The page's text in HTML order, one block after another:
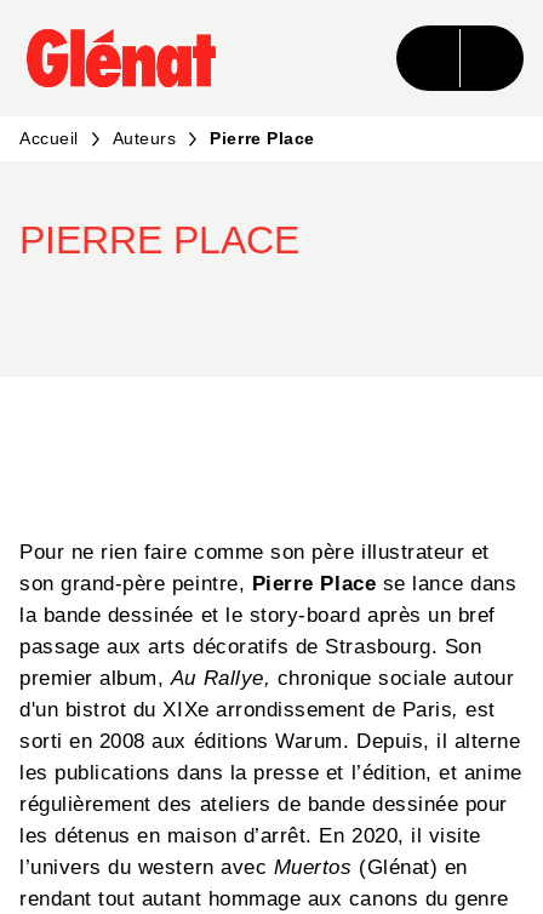
MENU RECHERCHE CONTENU
PIED DE PAGE
Accueil Auteurs Pierre Place
PIERRE PLACE
Pour ne rien faire comme son père illustrateur et
son grand-père peintre, Pierre Place se lance dans
la bande dessinée et le story-board après un bref
passage aux arts décoratifs de Strasbourg. Son
premier album,Au Rallye, chronique sociale autour
d'un bistrot du XIXe arrondissement de Paris,est
sorti en 2008 aux éditions Warum. Depuis, il alterne
les publications dans la presse et l’édition, et anime
régulièrement des ateliers de bande dessinée pour
les détenus en maison d’arrêt. En 2020, il visite
l’univers du western avec Muertos (Glénat) en
rendant tout autant hommage aux canons du genre